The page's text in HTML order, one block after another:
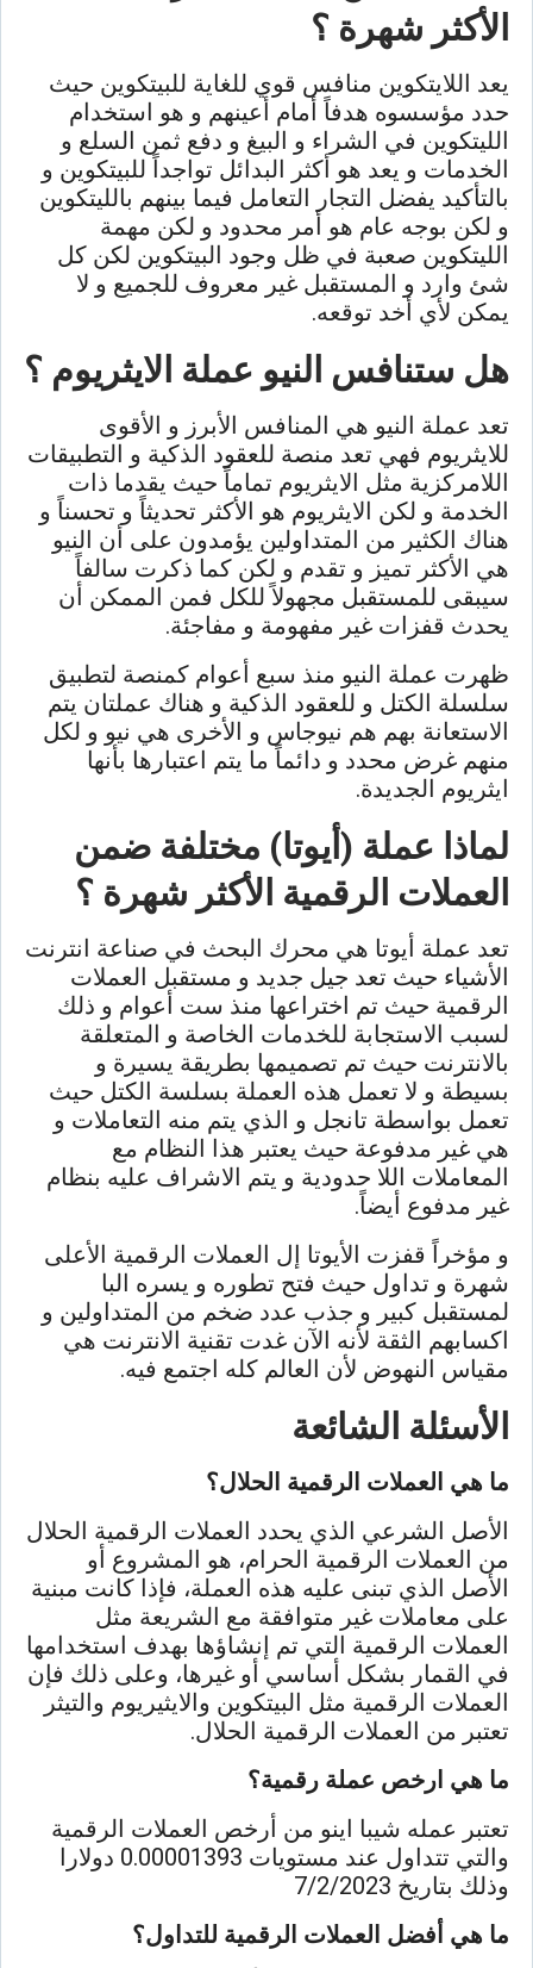
الأكثر شهرة ؟
يعد اللايتكوين منافس قوي للغاية للبيتكوين حيث
حدد مؤسسوه هدفاً أمام أعينهم و هو استخدام
الليتكوين في الشراء و البيغ و دفع ثمن السلع و
الخدمات و يعد هو أكثر البدائل تواجداً للبيتكوين و
بالتأكيد يفضل التجار التعامل فيما بينهم بالليتكوين
و لكن بوجه عام هو أمر محدود و لكن مهمة
الليتكوين صعبة في ظل وجود البيتكوين لكن كل
شئ وارد و المستقبل غير معروف للجميع و لا
يمكن لأي أخد توقعه.
هل ستنافس النيو عملة الايثريوم ؟
تعد عملة النيو هي المنافس الأبرز و الأقوى
للايثريوم فهي تعد منصة للعقود الذكية و التطبيقات
اللامركزية مثل الايثريوم تماماً حيث يقدما ذات
الخدمة و لكن الايثريوم هو الأكثر تحديثاً و تحسناً و
هناك الكثير من المتداولين يؤمدون على أن النيو
هي الأكثر تميز و تقدم و لكن كما ذكرت سالفاً
سيبقى للمستقبل مجهولاً للكل فمن الممكن أن
يحدث قفزات غير مفهومة و مفاجئة.
ظهرت عملة النيو منذ سبع أعوام كمنصة لتطبيق
سلسلة الكتل و للعقود الذكية و هناك عملتان يتم
الاستعانة بهم هم نيوجاس و الأخرى هي نيو و لكل
منهم غرض محدد و دائماً ما يتم اعتبارها بأنها
ايثريوم الجديدة.
لماذا عملة (أيوتا) مختلفة ضمن
العملات الرقمية الأكثر شهرة ؟
تعد عملة أيوتا هي محرك البحث في صناعة انترنت
الأشياء حيث تعد جيل جديد و مستقبل العملات
الرقمية حيث تم اختراعها منذ ست أعوام و ذلك
لسبب الاستجابة للخدمات الخاصة و المتعلقة
بالانترنت حيث تم تصميمها بطريقة يسيرة و
بسيطة و لا تعمل هذه العملة بسلسة الكتل حيث
تعمل بواسطة تانجل و الذي يتم منه التعاملات و
هي غير مدفوعة حيث يعتبر هذا النظام مع
المعاملات اللا حدودية و يتم الاشراف عليه بنظام
غير مدفوع أيضاً.
و مؤخراً قفزت الأيوتا إل العملات الرقمية الأعلى
شهرة و تداول حيث فتح تطوره و يسره البا
لمستقبل كبير و جذب عدد ضخم من المتداولين و
اكسابهم الثقة لأنه الآن غدت تقنية الانترنت هي
مقياس النهوض لأن العالم كله اجتمع فيه.
الأسئلة الشائعة
ما هي العملات الرقمية الحلال؟
الأصل الشرعي الذي يحدد العملات الرقمية الحلال
من العملات الرقمية الحرام، هو المشروع أو
الأصل الذي تبنى عليه هذه العملة، فإذا كانت مبنية
على معاملات غير متوافقة مع الشريعة مثل
العملات الرقمية التي تم إنشاؤها بهدف استخدامها
في القمار بشكل أساسي أو غيرها، وعلى ذلك فإن
العملات الرقمية مثل البيتكوين والايثيريوم والتيثر
تعتبر من العملات الرقمية الحلال.
ما هي ارخص عملة رقمية؟
تعتبر عمله شيبا اينو من أرخص العملات الرقمية
والتي تتداول عند مستويات 0.00001393 دولارا
وذلك بتاريخ 7/2/2023
ما هي أفضل العملات الرقمية للتداول؟